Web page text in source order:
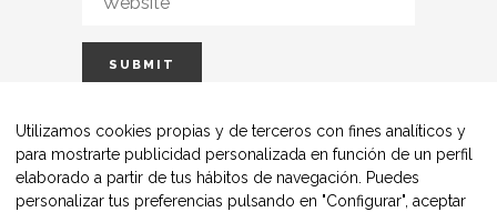
Utilizamos cookies propias y de terceros con fines analíticos y
para mostrarte publicidad personalizada en función de un perfil
elaborado a partir de tus hábitos de navegación. Puedes
personalizar tus preferencias pulsando en "Configurar", aceptar